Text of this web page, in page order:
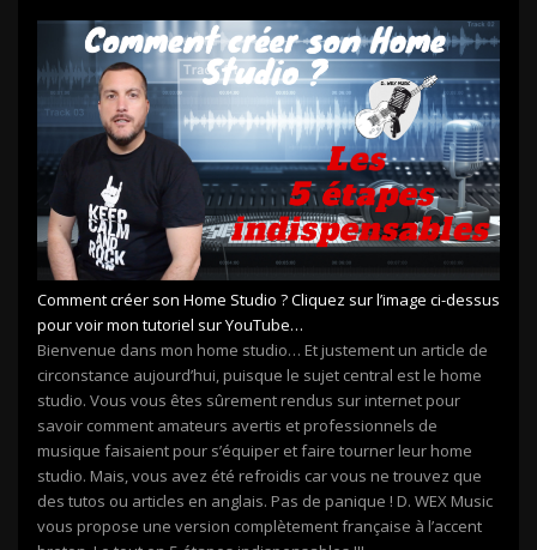
Comment créer son Home Studio ? Cliquez sur l’image ci-dessus
pour voir mon tutoriel sur YouTube…
Bienvenue dans mon home studio… Et justement un article de
circonstance aujourd’hui, puisque le sujet central est le home
studio. Vous vous êtes sûrement rendus sur internet pour
savoir comment amateurs avertis et professionnels de
musique faisaient pour s’équiper et faire tourner leur home
studio. Mais, vous avez été refroidis car vous ne trouvez que
des tutos ou articles en anglais. Pas de panique ! D. WEX Music
vous propose une version complètement française à l’accent